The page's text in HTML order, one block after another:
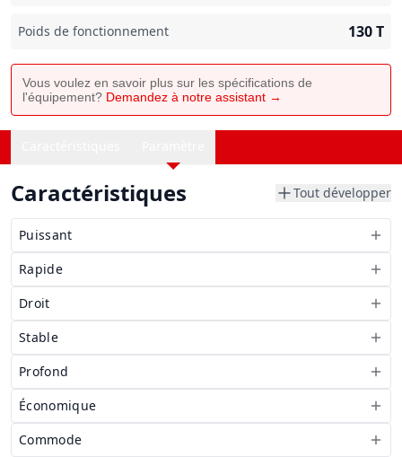
Poids de fonctionnement 130T
Vous voulez en savoir plus sur les spécifications de
l'équipement? Demandez à notre assistant →
Caractéristiques Tout développer
Puissant
Rapide
Droit
Stable
Profond
Économique
Commode